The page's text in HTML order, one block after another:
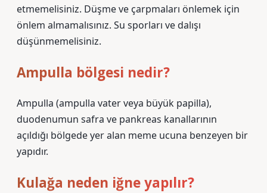
etmemelisiniz. Düşme ve çarpmaları önlemek için
önlem almamalısınız. Su sporları ve dalışı
düşünmemelisiniz.
Ampulla bölgesi nedir?
Ampulla (ampulla vater veya büyük papilla),
duodenumun safra ve pankreas kanallarının
açıldığı bölgede yer alan meme ucuna benzeyen bir
yapıdır.
Kulağa neden iğne yapılır?